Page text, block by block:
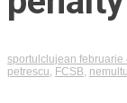
sportulclujean februarie
petrescu FCSB